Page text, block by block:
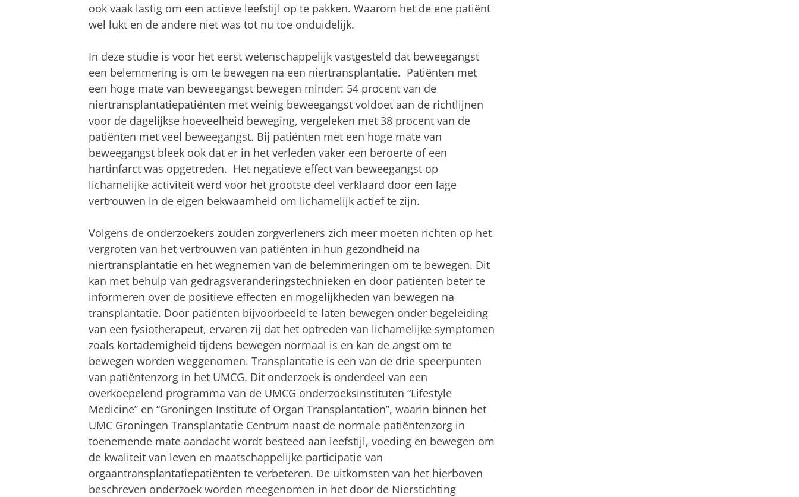
ook vaak lastig om een actieve leefstijl op te pakken. Waarom het de ene patiënt
wel lukt en de andere niet was tot nu toe onduidelijk.
In deze studie is voor het eerst wetenschappelijk vastgesteld dat beweegangst
een belemmering is om te bewegen na een niertransplantatie. Patiënten met
een hoge mate van beweegangst bewegen minder: 54 procent van de
niertransplantatiepatiënten met weinig beweegangst voldoet aan de richtlijnen
voor de dagelijkse hoeveelheid beweging, vergeleken met 38 procent van de
patiënten met veel beweegangst. Bij patiënten met een hoge mate van
beweegangst bleek ook dat er in het verleden vaker een beroerte of een
hartinfarct was opgetreden. Het negatieve effect van beweegangst op
lichamelijke activiteit werd voor het grootste deel verklaard door een lage
vertrouwen in de eigen bekwaamheid om lichamelijk actief te zijn.
Volgens de onderzoekers zouden zorgverleners zich meer moeten richten op het
vergroten van het vertrouwen van patiënten in hun gezondheid na
niertransplantatie en het wegnemen van de belemmeringen om te bewegen. Dit
kan met behulp van gedragsveranderingstechnieken en door patiënten beter te
informeren over de positieve effecten en mogelijkheden van bewegen na
transplantatie. Door patiënten bijvoorbeeld te laten bewegen onder begeleiding
van een fysiotherapeut, ervaren zij dat het optreden van lichamelijke symptomen
zoals kortademigheid tijdens bewegen normaal is en kan de angst om te
bewegen worden weggenomen. Transplantatie is een van de drie speerpunten
van patiëntenzorg in het UMCG. Dit onderzoek is onderdeel van een
overkoepelend programma van de UMCG onderzoeksinstituten “Lifestyle
Medicine” en “Groningen Institute of Organ Transplantation”, waarin binnen het
UMC Groningen Transplantatie Centrum naast de normale patiëntenzorg in
toenemende mate aandacht wordt besteed aan leefstijl, voeding en bewegen om
de kwaliteit van leven en maatschappelijke participatie van
orgaantransplantatiepatiënten te verbeteren. De uitkomsten van het hierboven
beschreven onderzoek worden meegenomen in het door de Nierstichting